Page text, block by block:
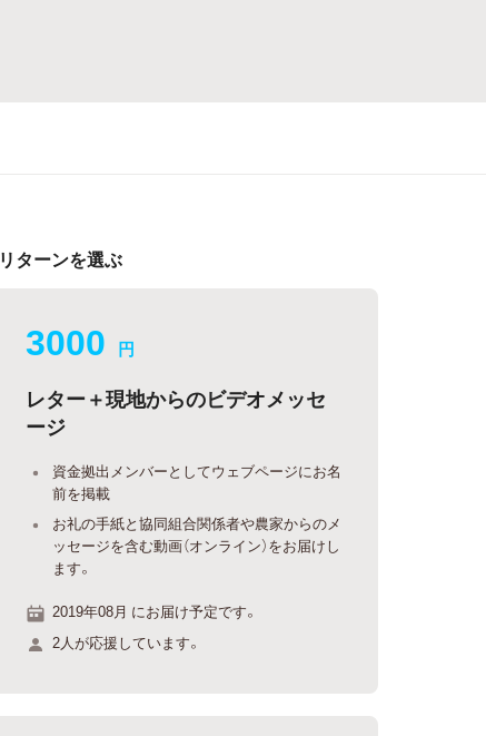
リターンを選ぶ
3000 円
レター＋現地からのビデオメッセ
ージ
資金拠出メンバーとしてウェブページにお名
前を掲載
お礼の手紙と協同組合関係者や農家からのメ
ッセージを含む動画（オンライン）をお届けし
ます。
2019年08月 にお届け予定です。
2人が応援しています。